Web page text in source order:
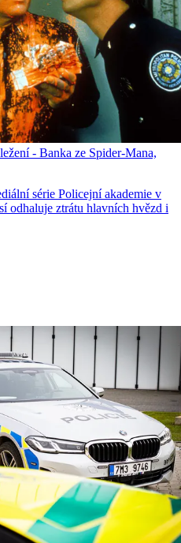
- Banka ze Spider-Mana,
série Policejní akademie v
odhaluje ztrátu hlavních hvězd i